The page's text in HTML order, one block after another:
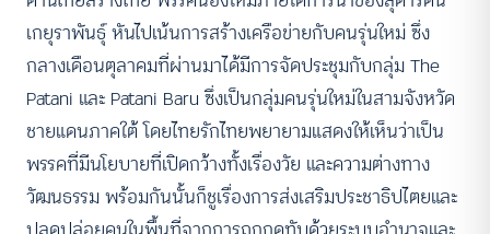
เกยุราพันธุ์ หันไปเน้นการสร้างเครือข่ายกับคนรุ่นใหม่ ซึ่ง
กลางเดือนตุลาคมที่ผ่านมาได้มีการจัดประชุมกับกลุ่ม The
Patani และ Patani Baru ซึ่งเป็นกลุ่มคนรุ่นใหม่ในสามจังหวัด
ชายแดนภาคใต้ โดยไทยรักไทยพยายามแสดงให้เห็นว่าเป็น
พรรคที่มีนโยบายที่เปิดกว้างทั้งเรื่องวัย และความต่างทาง
วัฒนธรรม พร้อมกันนั้นก็ชูเรื่องการส่งเสริมประชาธิปไตยและ